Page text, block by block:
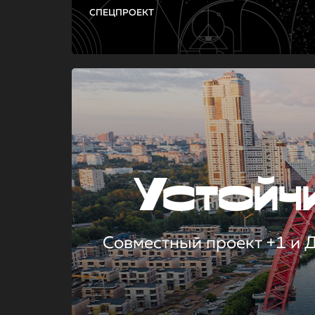
СПЕЦПРОЕКТ
Совместный проект +1 и